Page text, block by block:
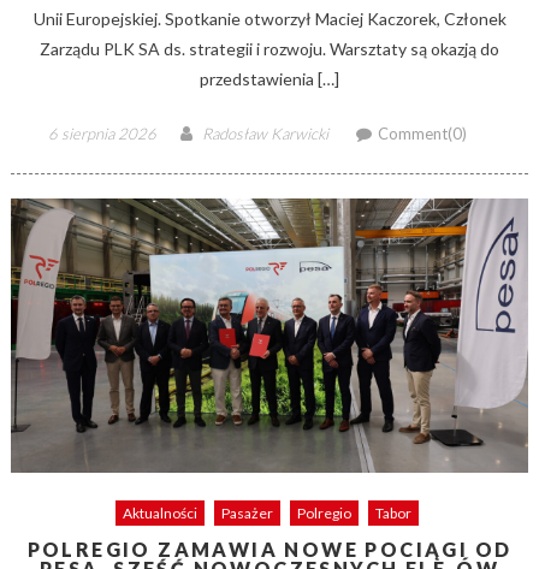
Unii Europejskiej. Spotkanie otworzył Maciej Kaczorek, Członek
Zarządu PLK SA ds. strategii i rozwoju. Warsztaty są okazją do
przedstawienia […]
Posted
6 sierpnia 2026 Author
Radosław Karwicki Comment(0)
Aktualności Pasażer Polregio Tabor
POLREGIO ZAMAWIA NOWE POCIĄGI OD